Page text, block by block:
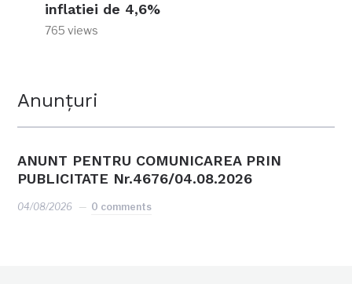
inflatiei de 4,6%
765 views
Anunțuri
ANUNT PENTRU COMUNICAREA PRIN
PUBLICITATE Nr.4676/04.08.2026
04/08/2026 0 comments